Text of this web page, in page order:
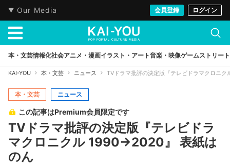
Our Media 会員登録 ログイン
本・文芸情報化社会アニメ・漫画イラスト・アート音楽・映像ゲームストリート
KAI-YOU 本・文芸 ニュース TVドラマ批評の決定版『テレビドラマクロニ
本・文芸 ニュース
この記事はPremium会員限定です
TVドラマ批評の決定版『テレビドラ
マクロニクル 1990→2020』 表紙は
のん